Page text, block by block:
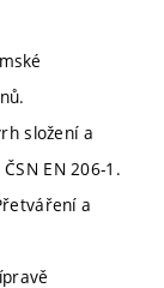
složení a
EN 206-1.
a